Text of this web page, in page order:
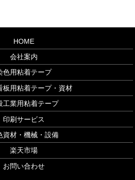
HOME
会社案内
色用粘着テープ
板用粘着テープ・資材
工業用粘着テープ
印刷サービス
資材・機械・設備
楽天市場
お問い合わせ